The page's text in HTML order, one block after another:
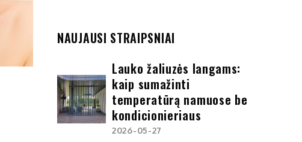
NAUJAUSI STRAIPSNIAI
Lauko žaliuzės langams:
kaip sumažinti
temperatūrą namuose be
kondicionieriaus
2026-05-27